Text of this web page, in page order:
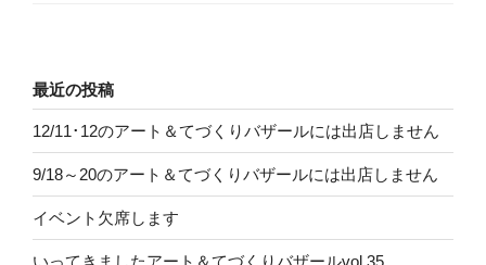
最近の投稿
12/11･12のアート＆てづくりバザールには出店しません
9/18～20のアート＆てづくりバザールには出店しません
イベント欠席します
いってきましたアート＆てづくりバザールvol.35